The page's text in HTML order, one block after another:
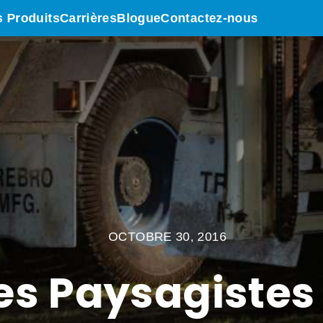
ProduitsCarrièresBlogueContactez-nous
OCTOBRE 30, 2016
Paysagistes